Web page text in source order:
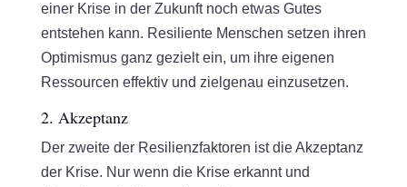
einer Krise in der Zukunft noch etwas Gutes
entstehen kann. Resiliente Menschen setzen ihren
Optimismus ganz gezielt ein, um ihre eigenen
Ressourcen effektiv und zielgenau einzusetzen.
2. Akzeptanz
Der zweite der Resilienzfaktoren ist die Akzeptanz
der Krise. Nur wenn die Krise erkannt und